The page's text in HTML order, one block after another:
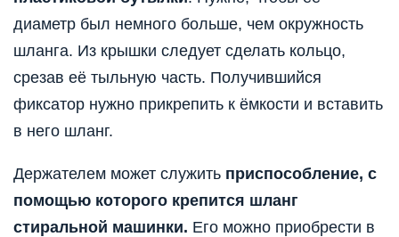
диаметр был немного больше, чем окружность
шланга. Из крышки следует сделать кольцо,
срезав её тыльную часть. Получившийся
фиксатор нужно прикрепить к ёмкости и вставить
в него шланг.
Держателем может служить приспособление, с
помощью которого крепится шланг
стиральной машинки. Его можно приобрести в